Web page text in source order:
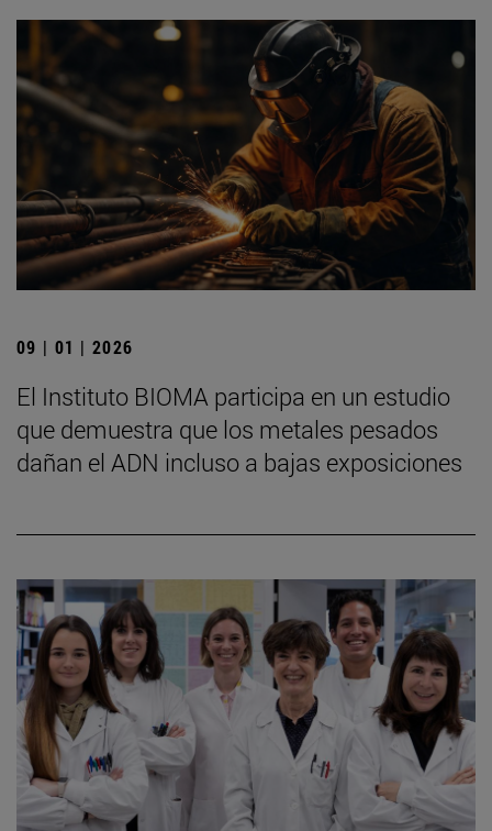
09 | 01 | 2026
El Instituto BIOMA participa en un estudio
que demuestra que los metales pesados
dañan el ADN incluso a bajas exposiciones